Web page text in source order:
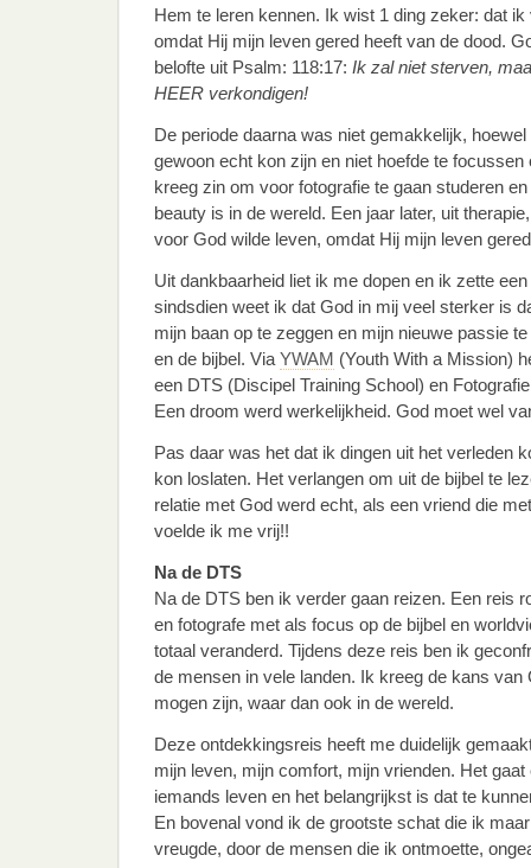
Hem te leren kennen. Ik wist 1 ding zeker: dat
omdat Hij mijn leven gered heeft van de dood.
belofte uit Psalm: 118:17: Ik zal niet sterven,
HEER verkondigen!
De periode daarna was niet gemakkelijk,
gewoon echt kon zijn en niet hoefde te
kreeg zin om voor fotografie te gaan studeren
beauty is in de wereld. Een jaar later, uit
voor God wilde leven, omdat Hij mijn leven
Uit dankbaarheid liet ik me dopen en ik zette
sindsdien weet ik dat God in mij veel sterker is
mijn baan op te zeggen en mijn nieuwe passie
en de bijbel. Via YWAM (Youth With a Mission)
een DTS (Discipel Training School) en
Een droom werd werkelijkheid. God moet wel
Pas daar was het dat ik dingen uit het verleden
kon loslaten. Het verlangen om uit de bijbel te
relatie met God werd echt, als een vriend die
voelde ik me vrij!!
Na de DTS
Na de DTS ben ik verder gaan reizen. Een reis
en fotografe met als focus op de bijbel en
totaal veranderd. Tijdens deze reis ben ik
de mensen in vele landen. Ik kreeg de kans van
mogen zijn, waar dan ook in de wereld.
Deze ontdekkingsreis heeft me duidelijk
mijn leven, mijn comfort, mijn vrienden. Het
iemands leven en het belangrijkst is dat te
En bovenal vond ik de grootste schat die ik
vreugde, door de mensen die ik ontmoette,